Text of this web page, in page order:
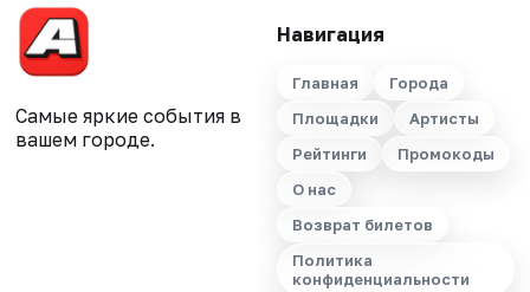
Самые яркие события в
вашем городе.
Навигация
Главная
Города
Площадки
Артисты
Рейтинги
Промокоды
О нас
Возврат билетов
Политика
конфиденциальности